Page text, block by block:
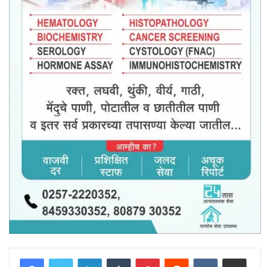
LinkedInTumblr PinterestReddit VKontakteShare via Email